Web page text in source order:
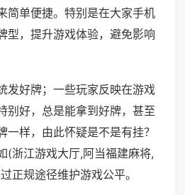
简单便捷。特别是在大家手机
型，提升游戏体验，避免影响
发好牌；一些玩家反映在游戏
别好，总是能拿到好牌，甚至
一样，由此怀疑是不是有挂？
(浙江游戏大厅,阿当福建麻将,
正规途径维护游戏公平。